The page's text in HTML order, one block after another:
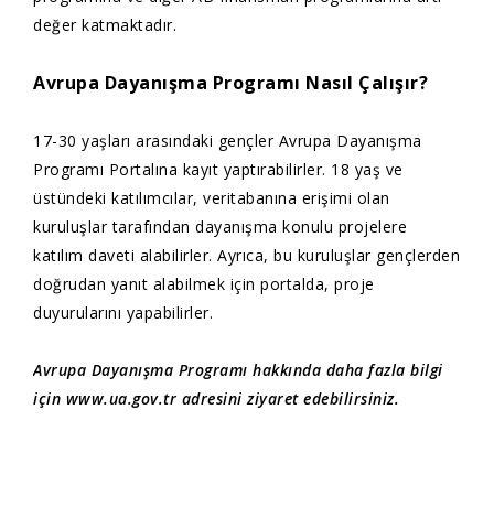
değer katmaktadır.
Avrupa Dayanışma Programı Nasıl Çalışır?
17-30 yaşları arasındaki gençler Avrupa Dayanışma
Programı Portalına kayıt yaptırabilirler. 18 yaş ve
üstündeki katılımcılar, veritabanına erişimi olan
kuruluşlar tarafından dayanışma konulu projelere
katılım daveti alabilirler. Ayrıca, bu kuruluşlar gençlerden
doğrudan yanıt alabilmek için portalda, proje
duyurularını yapabilirler.
Avrupa Dayanışma Programı hakkında daha fazla bilgi
için www.ua.gov.tr adresini ziyaret edebilirsiniz.